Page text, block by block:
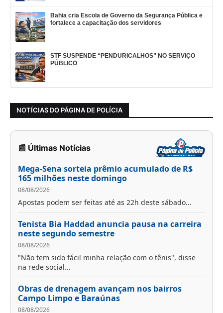
Bahia cria Escola de Governo da Segurança Pública e
fortalece a capacitação dos servidores
STF SUSPENDE “PENDURICALHOS” NO SERVIÇO
PÚBLICO
NOTÍCIAS DO PÁGINA DE POLÍCIA
📰 Últimas Notícias
Mega-Sena sorteia prêmio acumulado de R$
165 milhões neste domingo
08/08/2026
Apostas podem ser feitas até as 22h deste sábado...
Tenista Bia Haddad anuncia pausa na carreira
neste segundo semestre
08/08/2026
"Não tem sido fácil minha relação com o tênis", disse
na rede social...
Obras de drenagem avançam nos bairros
Campo Limpo e Baraúnas
08/08/2026